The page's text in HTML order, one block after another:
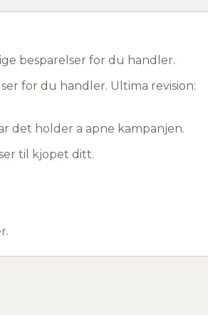
besparelser for du handler.
for du handler. Ultima revision:
det holder a apne kampanjen.
til kjopet ditt.